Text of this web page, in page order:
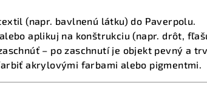
(napr. bavlnenú látku) do Paverpolu.
aplikuj na konštrukciu (napr. drôt,
– po zaschnutí je objekt pevný a
akrylovými farbami alebo pigmentmi.